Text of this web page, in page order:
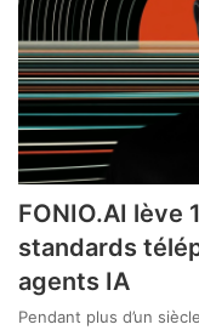
FONIO.AI lève
standards
agents IA
Pendant plus d’un